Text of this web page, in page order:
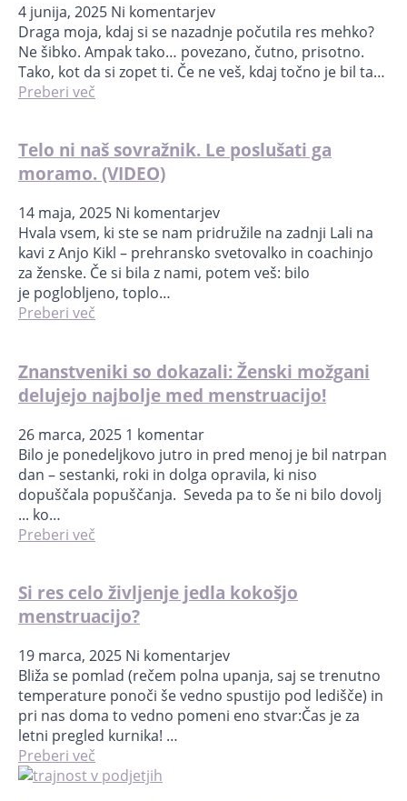
4 junija, 2025 Ni komentarjev
Draga moja, kdaj si se nazadnje počutila res mehko?
Ne šibko. Ampak tako… povezano, čutno, prisotno.
Tako, kot da si zopet ti. Če ne veš, kdaj točno je bil ta…
Preberi več
Telo ni naš sovražnik. Le poslušati ga
moramo. (VIDEO)
14 maja, 2025 Ni komentarjev
Hvala vsem, ki ste se nam pridružile na zadnji Lali na
kavi z Anjo Kikl – prehransko svetovalko in coachinjo
za ženske. Če si bila z nami, potem veš: bilo
je poglobljeno, toplo…
Preberi več
Znanstveniki so dokazali: Ženski možgani
delujejo najbolje med menstruacijo!
26 marca, 2025 1 komentar
Bilo je ponedeljkovo jutro in pred menoj je bil natrpan
dan – sestanki, roki in dolga opravila, ki niso
dopuščala popuščanja. Seveda pa to še ni bilo dovolj
... ko…
Preberi več
Si res celo življenje jedla kokošjo
menstruacijo?
19 marca, 2025 Ni komentarjev
Bliža se pomlad (rečem polna upanja, saj se trenutno
temperature ponoči še vedno spustijo pod ledišče) in
pri nas doma to vedno pomeni eno stvar:Čas je za
letni pregled kurnika! …
Preberi več